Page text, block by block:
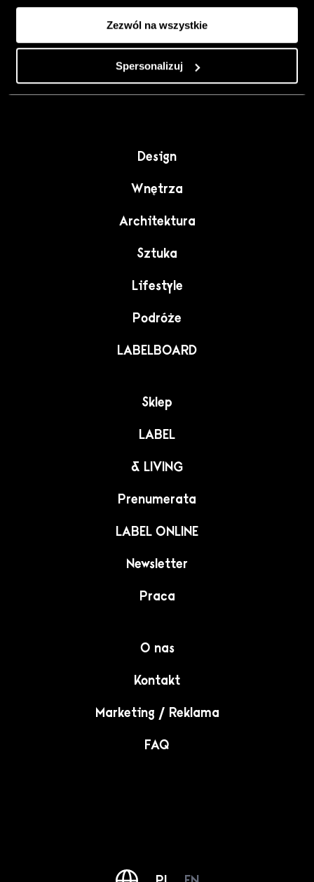
Zezwól na wszystkie
Spersonalizuj
rzemiosło jako
punkt wyjścia
do wnętrz
pełnych
charakteru”.
Design
Wnętrza
Architektura
Sztuka
Lifestyle
Podróże
LABELBOARD
Sklep
LABEL
& LIVING
Prenumerata
LABEL ONLINE
Newsletter
Praca
O nas
Kontakt
Marketing / Reklama
FAQ